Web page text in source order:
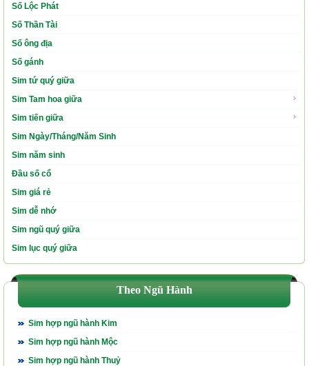
Số Lộc Phát
Số Thần Tài
Số ông địa
Số gánh
Sim tứ quý giữa
Sim Tam hoa giữa
Sim tiến giữa
Sim Ngày/Tháng/Năm Sinh
Sim năm sinh
Đầu số cổ
Sim giá rẻ
Sim dễ nhớ
Sim ngũ quý giữa
Sim lục quý giữa
Theo Ngũ Hành
Sim hợp ngũ hành Kim
Sim hợp ngũ hành Mộc
Sim hợp ngũ hành Thuỷ